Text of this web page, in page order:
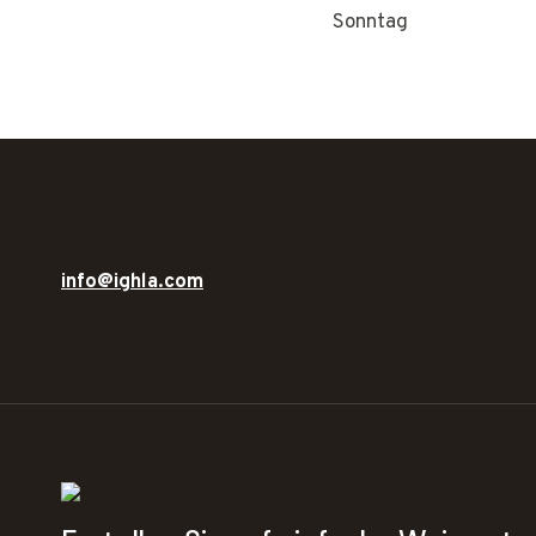
Sonntag
info@ighla.com